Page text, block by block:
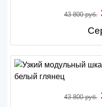
43 800 руб.
43 800 руб.